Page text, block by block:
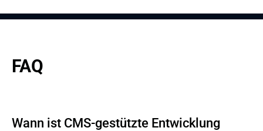
FAQ
Wann ist CMS-gestützte Entwicklung